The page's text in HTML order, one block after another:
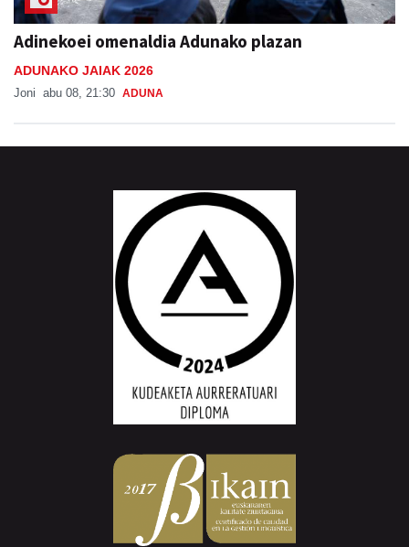
Adinekoei omenaldia Adunako plazan
ADUNAKO JAIAK 2026
Joni abu 08, 21:30 ADUNA